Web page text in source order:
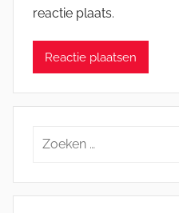
reactie plaats.
Zoeken